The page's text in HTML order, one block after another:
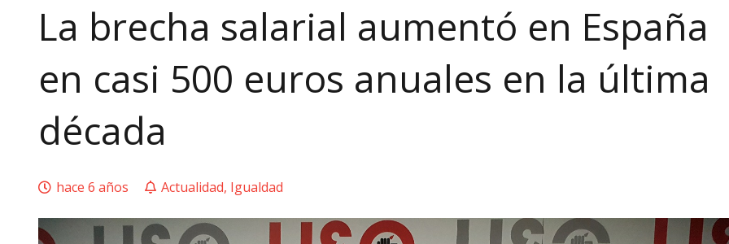
La brecha salarial aumentó en España
en casi 500 euros anuales en la última
década
hace 6 años Actualidad, Igualdad